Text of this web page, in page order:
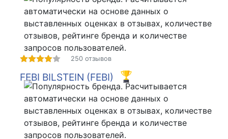
250 отзывов
FEBI BILSTEIN (FEBI)